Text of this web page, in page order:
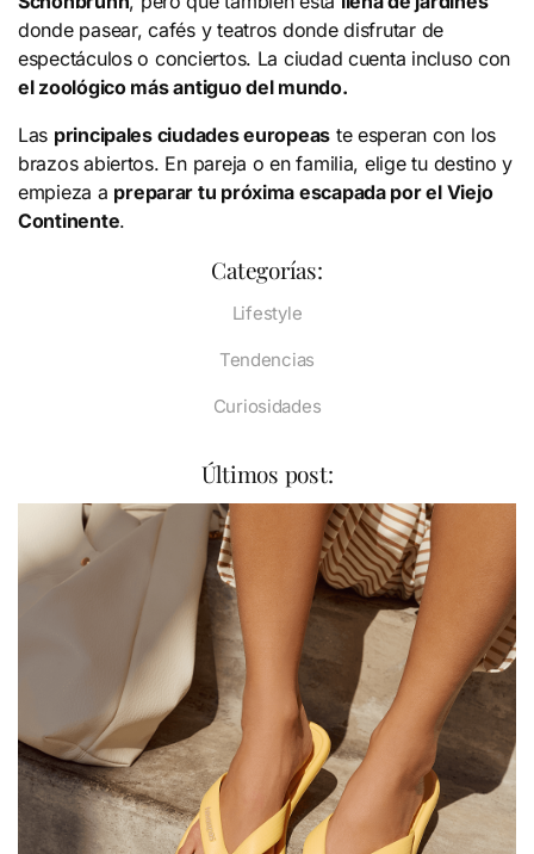
donde pasear, cafés y teatros donde disfrutar de
espectáculos o conciertos. La ciudad cuenta incluso con
el zoológico más antiguo del mundo.
Las principales ciudades europeas te esperan con los
brazos abiertos. En pareja o en familia, elige tu destino y
empieza a preparar tu próxima escapada por el Viejo
Continente.
Categorías:
Lifestyle
Tendencias
Curiosidades
Últimos post: